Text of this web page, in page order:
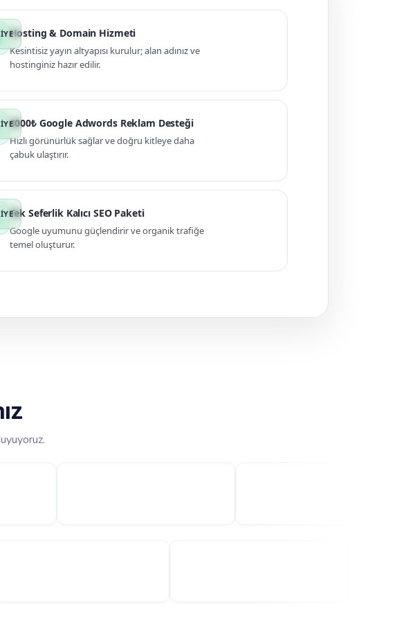
Hosting & Domain Hizmeti
Kesintisiz yayın altyapısı kurulur; alan adınız ve
hostinginiz hazır edilir.
3000₺ Google Adwords Reklam Desteği
Hızlı görünürlük sağlar ve doğru kitleye daha
çabuk ulaştırır.
Tek Seferlik Kalıcı SEO Paketi
Google uyumunu güçlendirir ve organik trafiğe
temel oluşturur.